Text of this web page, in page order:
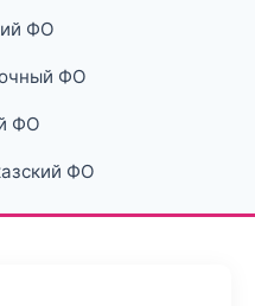
ФО
ФО
ФО
ФО